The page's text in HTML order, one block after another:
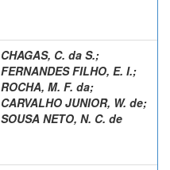
CHAGAS, C. da S.;
FERNANDES FILHO, E. I.;
ROCHA, M. F. da;
CARVALHO JUNIOR, W. de;
SOUSA NETO, N. C. de